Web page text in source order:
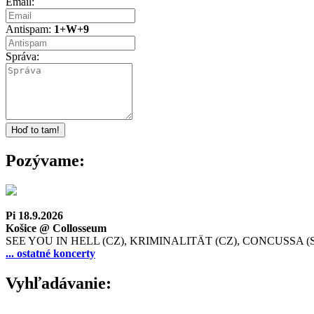
Antispam: 1+W+9
Správa:
Pozývame:
Pi 18.9.2026
Košice @ Collosseum
SEE YOU IN HELL (CZ), KRIMINALITÄT (CZ), CONCUSSA
... ostatné koncerty
Vyhľadávanie: